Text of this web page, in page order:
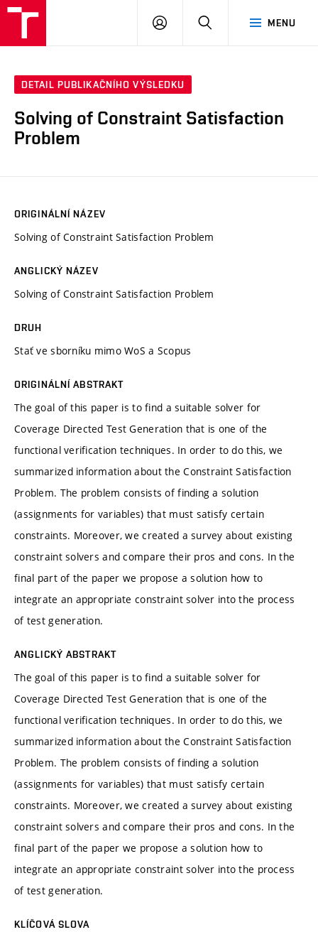
MENU
PŘIHLÁSIT
DETAIL PUBLIKAČNÍHO VÝSLEDKU
Solving of Constraint Satisfaction
Problem
ORIGINÁLNÍ NÁZEV
Solving of Constraint Satisfaction Problem
ANGLICKÝ NÁZEV
Solving of Constraint Satisfaction Problem
DRUH
Stať ve sborníku mimo WoS a Scopus
ORIGINÁLNÍ ABSTRAKT
The goal of this paper is to find a suitable solver for
Coverage Directed Test Generation that is one of the
functional verification techniques. In order to do this, we
summarized information about the Constraint Satisfaction
Problem. The problem consists of finding a solution
(assignments for variables) that must satisfy certain
constraints. Moreover, we created a survey about existing
constraint solvers and compare their pros and cons. In the
final part of the paper we propose a solution how to
integrate an appropriate constraint solver into the process
of test generation.
ANGLICKÝ ABSTRAKT
The goal of this paper is to find a suitable solver for
Coverage Directed Test Generation that is one of the
functional verification techniques. In order to do this, we
summarized information about the Constraint Satisfaction
Problem. The problem consists of finding a solution
(assignments for variables) that must satisfy certain
constraints. Moreover, we created a survey about existing
constraint solvers and compare their pros and cons. In the
final part of the paper we propose a solution how to
integrate an appropriate constraint solver into the process
of test generation.
KLÍČOVÁ SLOVA